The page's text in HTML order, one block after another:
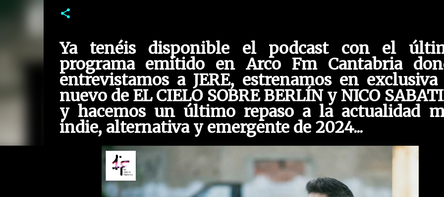
Ya tenéis disponible el podcast con el
programa emitido en Arco Fm Cantabria
entrevistamos a JERE, estrenamos en
nuevo de EL CIELO SOBRE BERLÍN y NICO
y hacemos un último repaso a la actualidad
indie, alternativa y emergente de 2024...